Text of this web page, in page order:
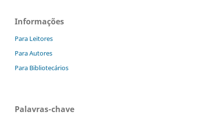
Informações
Para Leitores
Para Autores
Para Bibliotecários
Palavras-chave